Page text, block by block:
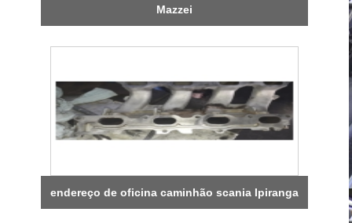
Mazzei
endereço de oficina caminhão scania Ipiranga